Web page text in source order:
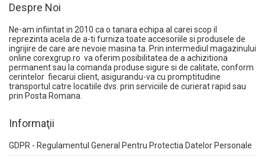
Despre Noi
Ne-am infiintat in 2010 ca o tanara echipa al carei scop il
reprezinta acela de a-ti furniza toate accesoriile si produsele de
ingrijire de care are nevoie masina ta. Prin intermediul magazinului
online corexgrup.ro va oferim posibilitatea de a achizitiona
permanent sau la comanda produse sigure si de calitate, conform
cerintelor fiecarui client, asigurandu-va cu promptitudine
transportul catre locatiile dvs. prin serviciile de curierat rapid sau
prin Posta Romana.
Informaţii
GDPR - Regulamentul General Pentru Protectia Datelor Personale